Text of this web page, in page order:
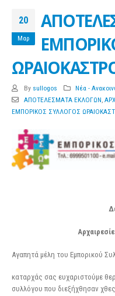
20
Μαρ
By sullogos
Νέα -
ΑΠΟΤΕΛΕΣΜΑΤΑ ΕΚΛΟΓΩΝ,
ΕΜΠΟΡΙΚΟΣ ΣΥΛΛΟΓΟΣ
Αγαπητά μέλη του Εμπορικού
καταρχάς σας ευχαριστούμε
συλλόγου που διεξήχθησαν